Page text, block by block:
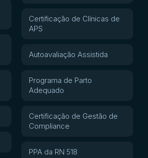
Certificação de Clínicas de
APS
Autoavaliação Assistida
Programa de Parto
Adequado
Certificação de Gestão de
Compliance
PPA da RN 518